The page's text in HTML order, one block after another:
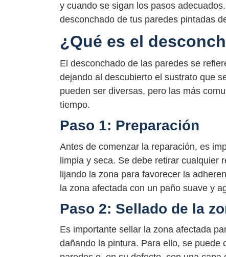
y cuando se sigan los pasos
desconchado de tus paredes pintadas
¿Qué es el
El desconchado de las paredes se
dejando al descubierto el sustrato que
pueden ser diversas, pero las más
tiempo.
Paso 1: Preparación
Antes de comenzar la reparación, es
limpia y seca. Se debe retirar cualquier
lijando la zona para favorecer la
la zona afectada con un paño suave y
Paso 2: Sellado de la
Es importante sellar la zona afectada
dañando la pintura. Para ello, se puede